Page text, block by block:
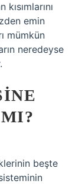
emin
mümkün
neredeyse
beşte